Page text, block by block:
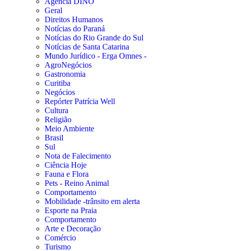
Geral
Direitos Humanos
Notícias do Paraná
Notícias do Rio Grande do Sul
Notícias de Santa Catarina
Mundo Jurídico - Erga Omnes -
AgroNegócios
Gastronomia
Curitiba
Negócios
Repórter Patrícia Well
Cultura
Religião
Meio Ambiente
Brasil
Sul
Nota de Falecimento
Ciência Hoje
Fauna e Flora
Pets - Reino Animal
Comportamento
Mobilidade -trânsito em alerta
Esporte na Praia
Comportamento
Arte e Decoração
Comércio
Turismo